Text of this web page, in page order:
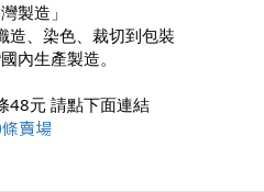
灣製造」
造、染色、裁切到包裝
內生產製造。
48元 請點下面連結
賣場